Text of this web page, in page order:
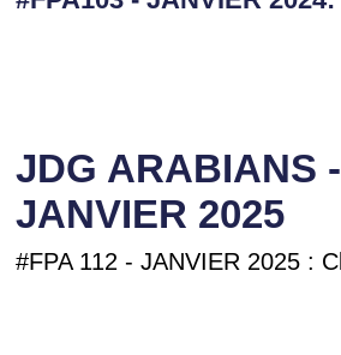
JDG ARABIANS -
JANVIER 2025
#FPA 112 - JANVIER 2025 :